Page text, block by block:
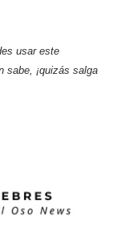
usar este
sabe, ¡quizás salga